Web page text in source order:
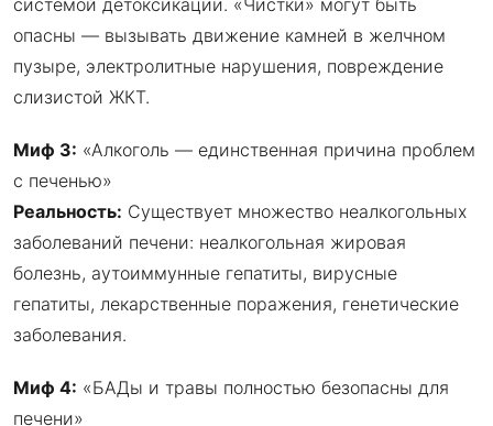
системой детоксикации. «Чистки» могут быть
опасны — вызывать движение камней в желчном
пузыре, электролитные нарушения, повреждение
слизистой ЖКТ.
Миф 3: «Алкоголь — единственная причина проблем
с печенью»
Реальность: Существует множество неалкогольных
заболеваний печени: неалкогольная жировая
болезнь, аутоиммунные гепатиты, вирусные
гепатиты, лекарственные поражения, генетические
заболевания.
Миф 4: «БАДы и травы полностью безопасны для
печени»